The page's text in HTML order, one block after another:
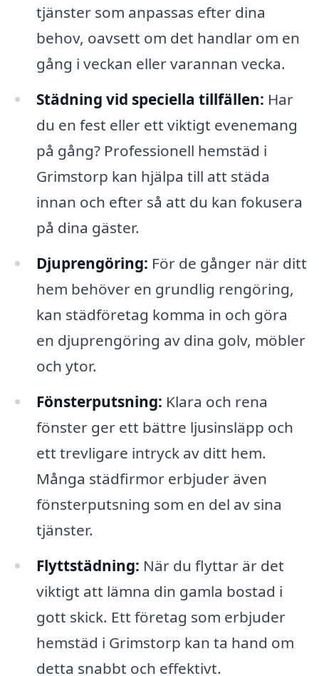
tjänster som anpassas efter dina
behov, oavsett om det handlar om en
gång i veckan eller varannan vecka.
Städning vid speciella tillfällen: Har
du en fest eller ett viktigt evenemang
på gång? Professionell hemstäd i
Grimstorp kan hjälpa till att städa
innan och efter så att du kan fokusera
på dina gäster.
Djuprengöring: För de gånger när ditt
hem behöver en grundlig rengöring,
kan städföretag komma in och göra
en djuprengöring av dina golv, möbler
och ytor.
Fönsterputsning: Klara och rena
fönster ger ett bättre ljusinsläpp och
ett trevligare intryck av ditt hem.
Många städfirmor erbjuder även
fönsterputsning som en del av sina
tjänster.
Flyttstädning: När du flyttar är det
viktigt att lämna din gamla bostad i
gott skick. Ett företag som erbjuder
hemstäd i Grimstorp kan ta hand om
detta snabbt och effektivt.